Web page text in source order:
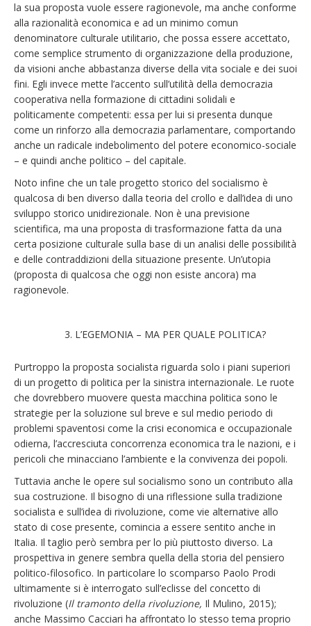
la sua proposta vuole essere ragionevole, ma anche conforme
alla razionalità economica e ad un minimo comun
denominatore culturale utilitario, che possa essere accettato,
come semplice strumento di organizzazione della produzione,
da visioni anche abbastanza diverse della vita sociale e dei suoi
fini. Egli invece mette l’accento sull’utilità della democrazia
cooperativa nella formazione di cittadini solidali e
politicamente competenti: essa per lui si presenta dunque
come un rinforzo alla democrazia parlamentare, comportando
anche un radicale indebolimento del potere economico-sociale
– e quindi anche politico – del capitale.
Noto infine che un tale progetto storico del socialismo è
qualcosa di ben diverso dalla teoria del crollo e dall’idea di uno
sviluppo storico unidirezionale. Non è una previsione
scientifica, ma una proposta di trasformazione fatta da una
certa posizione culturale sulla base di un analisi delle possibilità
e delle contraddizioni della situazione presente. Un’utopia
(proposta di qualcosa che oggi non esiste ancora) ma
ragionevole.
L’EGEMONIA – MA PER QUALE POLITICA?
Purtroppo la proposta socialista riguarda solo i piani superiori
di un progetto di politica per la sinistra internazionale. Le ruote
che dovrebbero muovere questa macchina politica sono le
strategie per la soluzione sul breve e sul medio periodo di
problemi spaventosi come la crisi economica e occupazionale
odierna, l’accresciuta concorrenza economica tra le nazioni, e i
pericoli che minacciano l’ambiente e la convivenza dei popoli.
Tuttavia anche le opere sul socialismo sono un contributo alla
sua costruzione. Il bisogno di una riflessione sulla tradizione
socialista e sull’idea di rivoluzione, come vie alternative allo
stato di cose presente, comincia a essere sentito anche in
Italia. Il taglio però sembra per lo più piuttosto diverso. La
prospettiva in genere sembra quella della storia del pensiero
politico-filosofico. In particolare lo scomparso Paolo Prodi
ultimamente si è interrogato sull’eclisse del concetto di
rivoluzione (Il tramonto della rivoluzione, Il Mulino, 2015);
anche Massimo Cacciari ha affrontato lo stesso tema proprio